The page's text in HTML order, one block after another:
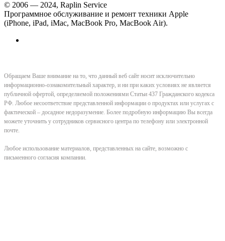
© 2006 — 2024, Raplin Service
Программное обслуживание и ремонт техники Apple
(iPhone, iPad, iMac, MacBook Pro, MacBook Air).
Обращаем Ваше внимание на то, что данный веб сайт носит исключительно
информационно-ознакомительный характер, и ни при каких условиях не является
публичной офертой, определяемой положениями Статьи 437 Гражданского кодекса
РФ. Любое несоответствие представленной информации о продуктах или услугах с
фактической – досадное недоразумение. Более подробную информацию Вы всегда
можете уточнить у сотрудников сервисного центра по телефону или электронной
почте.
Любое использование материалов, представленных на сайте, возможно с
письменного согласия компании.